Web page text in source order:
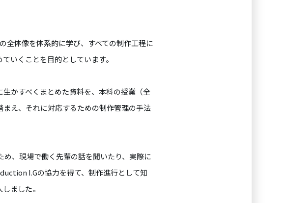
全体像を体系的に学び、すべての制作工程に
いくことを目的としています。
かすべくまとめた資料を、本科の授業（全
え、それに対応するための制作管理の手法
、現場で働く先輩の話を聞いたり、実際に
I.Gの協力を得て、制作進行として知
ました。